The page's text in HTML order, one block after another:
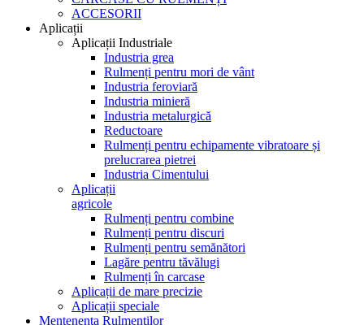
ACCESORII
Aplicații
Aplicații Industriale
Industria grea
Rulmenți pentru mori de vânt
Industria feroviară
Industria minieră
Industria metalurgică
Reductoare
Rulmenți pentru echipamente vibratoare și
prelucrarea pietrei
Industria Cimentului
Aplicații
agricole
Rulmenți pentru combine
Rulmenți pentru discuri
Rulmenți pentru semănători
Lagăre pentru tăvălugi
Rulmenți în carcase
Aplicații de mare precizie
Aplicații speciale
Mentenența Rulmenților